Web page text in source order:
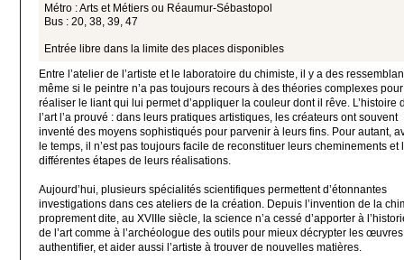
Métro : Arts et Métiers ou Réaumur-Sébastopol
Bus : 20, 38, 39, 47
Entrée libre dans la limite des places disponibles
Entre l’atelier de l’artiste et le laboratoire du chimiste, il y a des
même si le peintre n’a pas toujours recours à des théories complexes pour
réaliser le liant qui lui permet d’appliquer la couleur dont il rêve. L’histoire
l’art l’a prouvé : dans leurs pratiques artistiques, les créateurs ont souvent
inventé des moyens sophistiqués pour parvenir à leurs fins. Pour autant,
le temps, il n’est pas toujours facile de reconstituer leurs cheminements et
différentes étapes de leurs réalisations.
Aujourd’hui, plusieurs spécialités scientifiques permettent d’étonnantes
investigations dans ces ateliers de la création. Depuis l’invention de la
proprement dite, au XVIIIe siècle, la science n’a cessé d’apporter à
de l’art comme à l’archéologue des outils pour mieux décrypter les
authentifier, et aider aussi l’artiste à trouver de nouvelles matières.